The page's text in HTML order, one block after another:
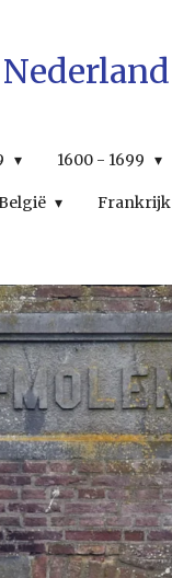
1600 - 1699
Frankrijk